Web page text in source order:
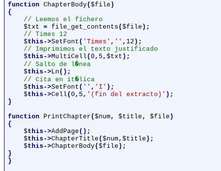
function ChapterBody( $file )
{
// Leemos el fichero
$txt = file_get_contents ( $file );
// Times 12
$this->SetFont ( 'Times' , '' , 12 );
// Imprimimos el texto justificado
$this->MultiCell ( 0 , 5 , $txt );
// Salto de l�nea
$this->Ln ();
// Cita en it�lica
$this->SetFont ( '' , 'I' );
$this->Cell ( 0 , 5 , '(fin del extracto)' );
}
function
PrintChapter ( $num, $title , $file )
{
$this->AddPage ();
$this->ChapterTitle ( $num, $title );
$this->ChapterBody( $file );
}
}